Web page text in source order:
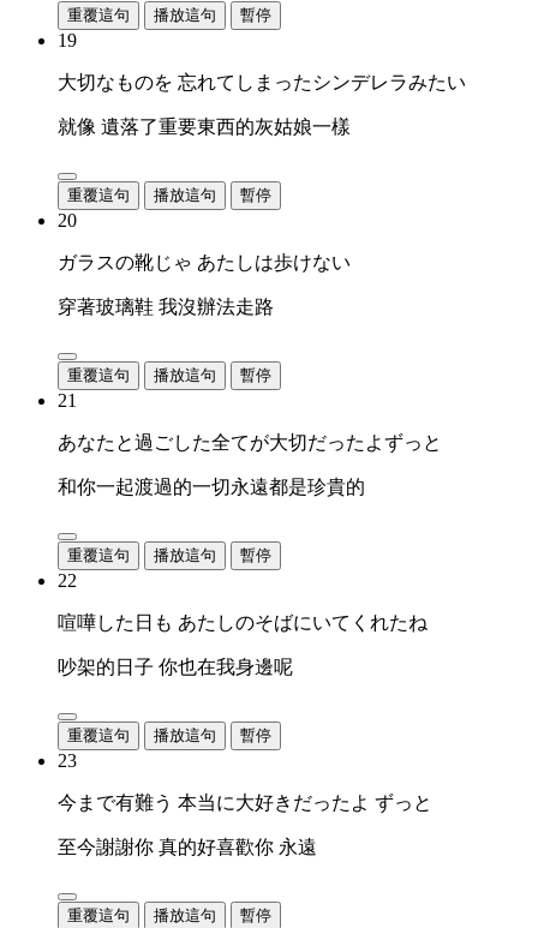
重覆這句 播放這句 暫停
19
大切なものを 忘れてしまったシンデレラみたい
就像 遺落了重要東西的灰姑娘一樣
重覆這句 播放這句 暫停
20
ガラスの靴じゃ あたしは歩けない
穿著玻璃鞋 我沒辦法走路
重覆這句 播放這句 暫停
21
あなたと過ごした全てが大切だったよずっと
和你一起渡過的一切永遠都是珍貴的
重覆這句 播放這句 暫停
22
喧嘩した日も あたしのそばにいてくれたね
吵架的日子 你也在我身邊呢
重覆這句 播放這句 暫停
23
今まで有難う 本当に大好きだったよ ずっと
至今謝謝你 真的好喜歡你 永遠
重覆這句 播放這句 暫停